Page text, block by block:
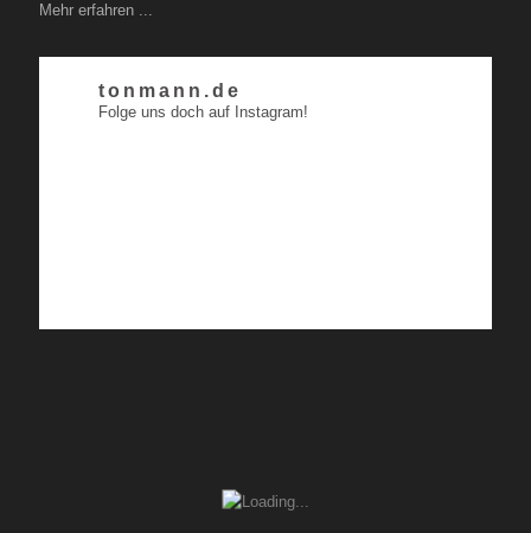
Mehr erfahren ...
tonmann.de
Folge uns doch auf Instagram!